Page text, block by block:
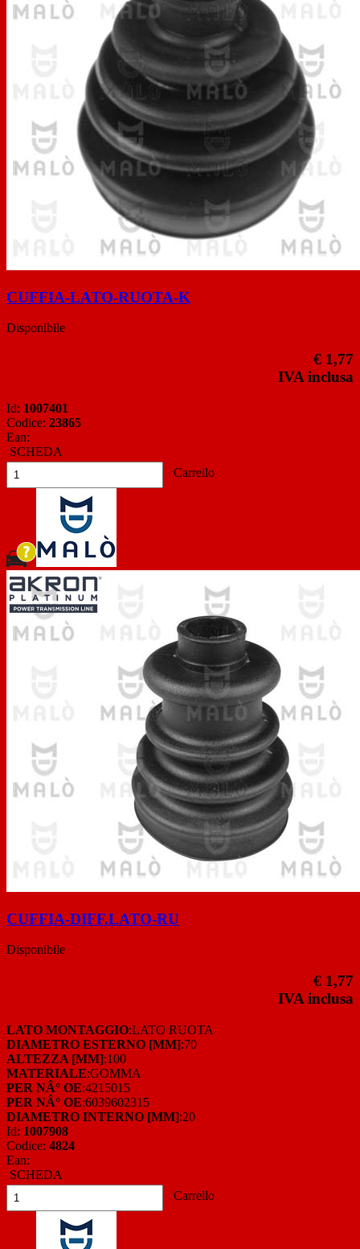
CUFFIA-LATO-RUOTA-K
Disponibile
€ 1,77
IVA inclusa
Id: 1007401
Codice: 23865
Ean:
SCHEDA
Carrello
CUFFIA-DIFF.LATO-RU
Disponibile
€ 1,77
IVA inclusa
LATO MONTAGGIO:LATO RUOTA
DIAMETRO ESTERNO [MM]:70
ALTEZZA [MM]:100
MATERIALE:GOMMA
PER NÂ° OE:4215015
PER NÂ° OE:6039602315
DIAMETRO INTERNO [MM]:20
Id: 1007908
Codice: 4824
Ean:
SCHEDA
Carrello